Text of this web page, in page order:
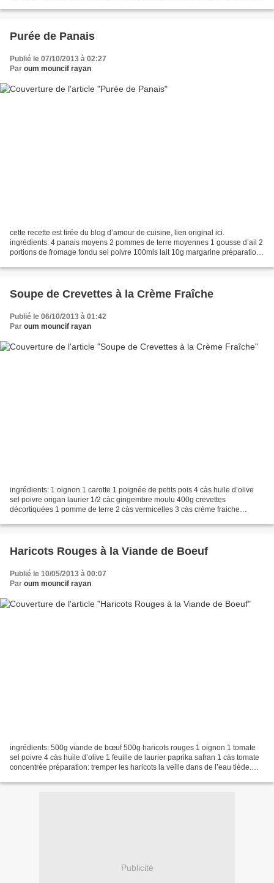
Purée de Panais
Publié le 07/10/2013 à 02:27
Par oum mouncif rayan
cette recette est tirée du blog d’amour de cuisine, lien original ici.
ingrédients: 4 panais moyens 2 pommes de terre moyennes 1 gousse d’ail 2
portions de fromage fondu sel poivre 100mls lait 10g margarine préparation:
Soupe de Crevettes à la Crème Fraîche
Publié le 06/10/2013 à 01:42
Par oum mouncif rayan
ingrédients: 1 oignon 1 carotte 1 poignée de petits pois 4 càs huile d’olive
sel poivre origan laurier 1/2 càc gingembre moulu 400g crevettes
décortiquées 1 pomme de terre 2 càs vermicelles 3 càs crème fraiche
Haricots Rouges à la Viande de Boeuf
Publié le 10/05/2013 à 00:07
Par oum mouncif rayan
ingrédients: 500g viande de bœuf 500g haricots rouges 1 oignon 1 tomate
sel poivre 4 càs huile d’olive 1 feuille de laurier paprika safran 1 càs tomate
concentrée préparation: tremper les haricots la veille dans de l’eau tiède.
Publicité